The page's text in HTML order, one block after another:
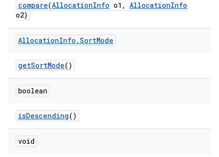
compare(AllocationInfo o1 , AllocationInfo
o2)
AllocationInfo .SortMode
getSortMode()
boolean
isDescending()
void